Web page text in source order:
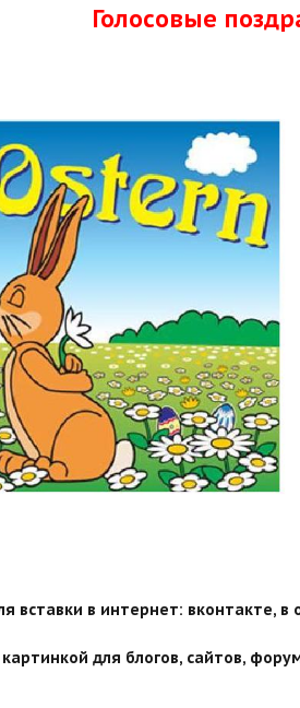
Голосовые
вставки в интернет: вконтакте,
для блогов, сайтов,